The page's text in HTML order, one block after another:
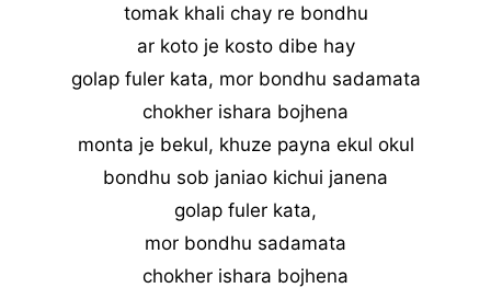
tomak khali chay re bondhu
ar koto je kosto dibe hay
golap fuler kata, mor bondhu sadamata
chokher ishara bojhena
monta je bekul, khuze payna ekul okul
bondhu sob janiao kichui janena
golap fuler kata,
mor bondhu sadamata
chokher ishara bojhena